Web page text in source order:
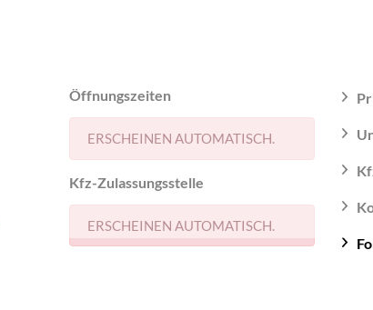
Öffnungszeiten
ERSCHEINEN AUTOMATISCH.
Kfz-Zulassungsstelle
ERSCHEINEN AUTOMATISCH.